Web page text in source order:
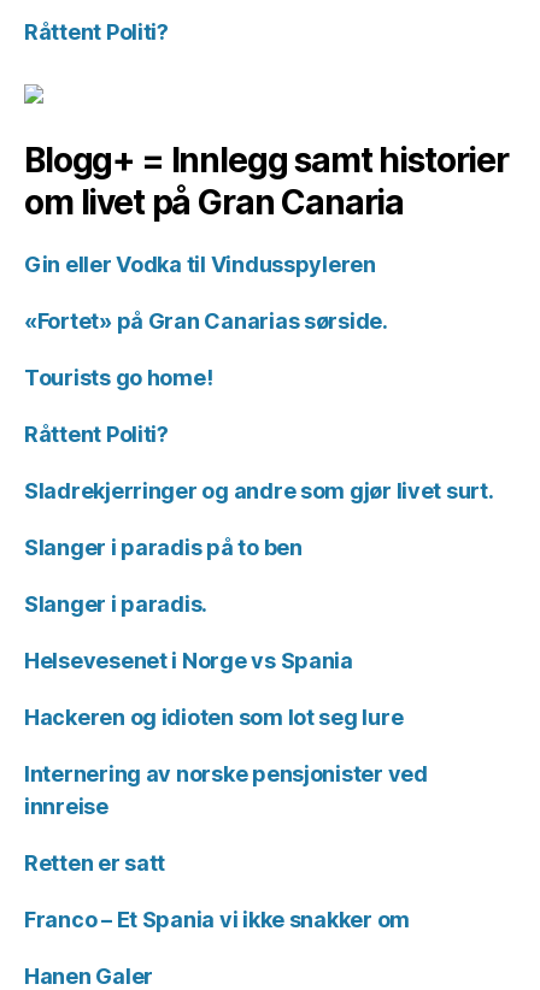
Råttent Politi?
Blogg+ = Innlegg samt historier
om livet på Gran Canaria
Gin eller Vodka til Vindusspyleren
«Fortet» på Gran Canarias sørside.
Tourists go home!
Råttent Politi?
Sladrekjerringer og andre som gjør livet surt.
Slanger i paradis på to ben
Slanger i paradis.
Helsevesenet i Norge vs Spania
Hackeren og idioten som lot seg lure
Internering av norske pensjonister ved
innreise
Retten er satt
Franco – Et Spania vi ikke snakker om
Hanen Galer